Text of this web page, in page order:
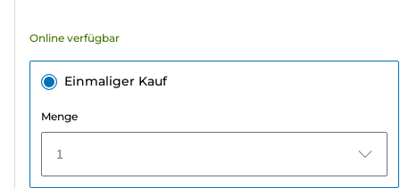
Online verfügbar
Einmaliger Kauf
Menge
1